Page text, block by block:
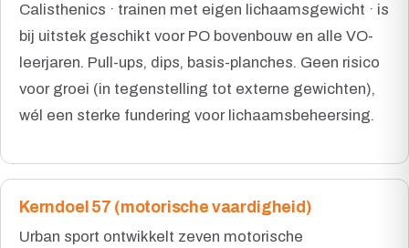
Calisthenics · trainen met eigen lichaamsgewicht · is
bij uitstek geschikt voor PO bovenbouw en alle VO-
leerjaren. Pull-ups, dips, basis-planches. Geen risico
voor groei (in tegenstelling tot externe gewichten),
wél een sterke fundering voor lichaamsbeheersing.
Kerndoel 57 (motorische vaardigheid)
Urban sport ontwikkelt zeven motorische